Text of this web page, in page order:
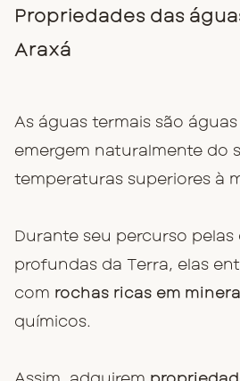
Propriedades das
Araxá
As águas termais são
emergem naturalmente do
temperaturas superiores à
Durante seu percurso pelas
profundas da Terra, elas
com rochas ricas em
químicos.